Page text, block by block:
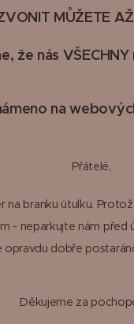
MŮŽETE
že nás
na
Přátelé,
na branku útulku.
- neparkujte nám
dobře
Děkujeme za